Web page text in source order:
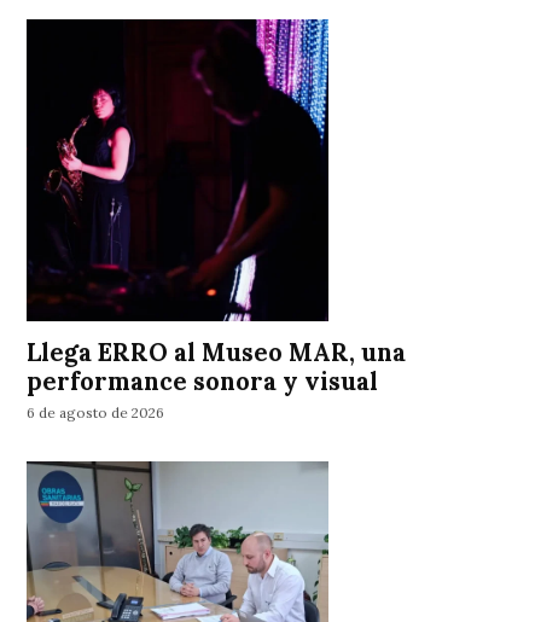
Llega ERRO al Museo MAR, una
performance sonora y visual
6 de agosto de 2026